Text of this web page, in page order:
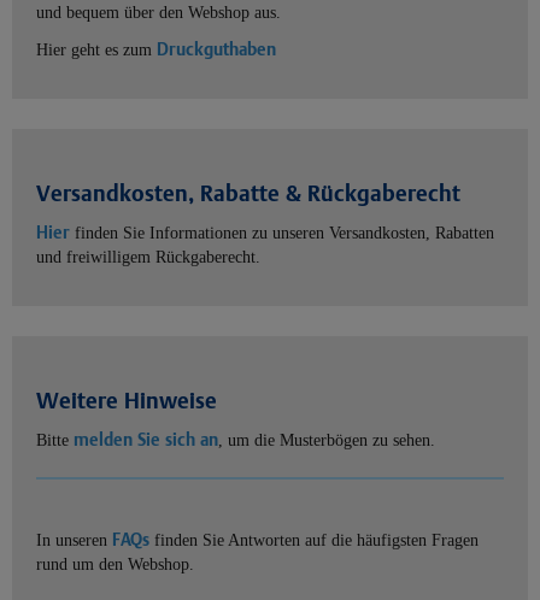
und bequem über den Webshop aus.
Hier geht es zum Druckguthaben
Versandkosten, Rabatte & Rückgaberecht
Hier finden Sie Informationen zu unseren Versandkosten, Rabatten
und freiwilligem Rückgaberecht.
Weitere Hinweise
Bitte melden Sie sich an, um die Musterbögen zu sehen.
In unseren FAQs finden Sie Antworten auf die häufigsten Fragen
rund um den Webshop.